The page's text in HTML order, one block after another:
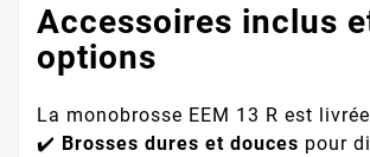
Accessoires inclus
options
La monobrosse EEM 13 R est
✔️ Brosses dures et douces pour